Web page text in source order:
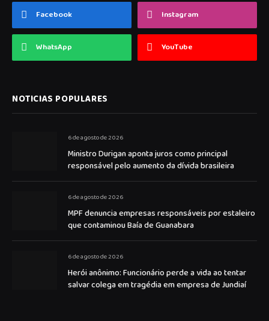
Facebook Instagram
WhatsApp YouTube
NOTICIAS POPULARES
6 de agosto de 2026
Ministro Durigan aponta juros como principal
responsável pelo aumento da dívida brasileira
6 de agosto de 2026
MPF denuncia empresas responsáveis por estaleiro
que contaminou Baía de Guanabara
6 de agosto de 2026
Herói anônimo: Funcionário perde a vida ao tentar
salvar colega em tragédia em empresa de Jundiaí